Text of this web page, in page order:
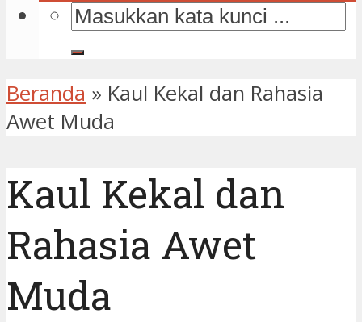
Beranda » Kaul Kekal dan Rahasia
Awet Muda
Kaul Kekal dan
Rahasia Awet
Muda